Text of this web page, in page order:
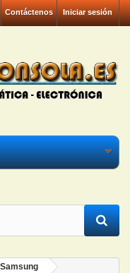
Iniciar sesión
Contáctenos
Samsung